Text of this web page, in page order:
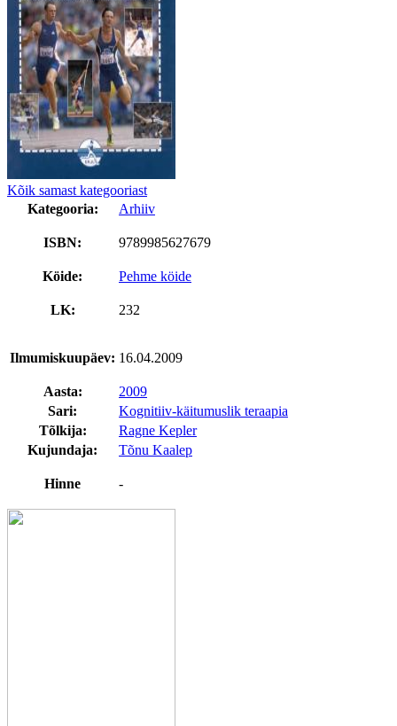
Kõik samast kategooriast
Kategooria:
Arhiiv
ISBN: 9789985627679
Köide: Pehme köide
LK: 232
Ilmumiskuupäev: 16.04.2009
Aasta:
2009
Sari:
Kognitiiv-käitumuslik teraapia
Tõlkija:
Ragne Kepler
Kujundaja:
Tõnu Kaalep
Hinne -